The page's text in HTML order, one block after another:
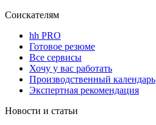
Соискателям
hh PRO
Готовое резюме
Все сервисы
Хочу у вас работать
Производственный календарь
Экспертная рекомендация
Новости и статьи